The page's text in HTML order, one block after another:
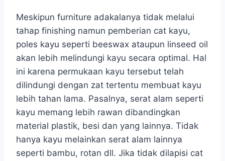
Meskipun furniture adakalanya tidak melalui
tahap finishing namun pemberian cat kayu,
poles kayu seperti beeswax ataupun linseed oil
akan lebih melindungi kayu secara optimal. Hal
ini karena permukaan kayu tersebut telah
dilindungi dengan zat tertentu membuat kayu
lebih tahan lama. Pasalnya, serat alam seperti
kayu memang lebih rawan dibandingkan
material plastik, besi dan yang lainnya. Tidak
hanya kayu melainkan serat alam lainnya
seperti bambu, rotan dll. Jika tidak dilapisi cat